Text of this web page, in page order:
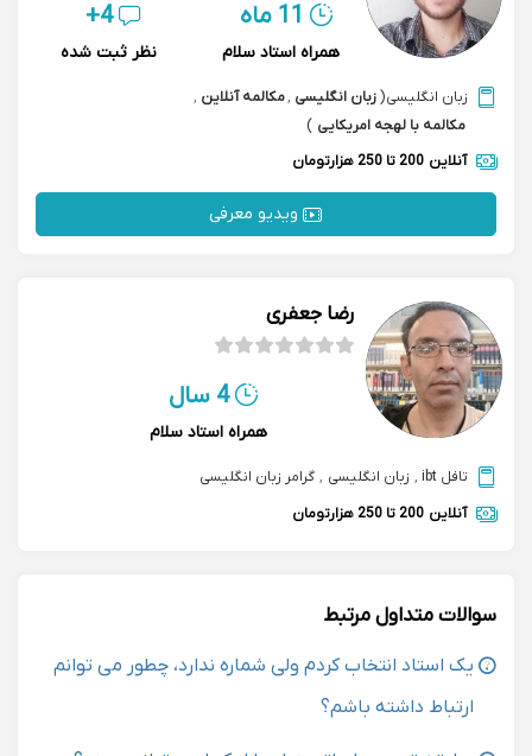
11 ماه
همراه استاد سلام
4+
نظر ثبت شده
زبان انگلیسی(زبان انگلیسی ,مکالمه آنلاین ,
مکالمه با لهجه امریکایی )
آنلاین 200 تا 250 هزارتومان
ویدیو معرفی
رضا جعفری
4 سال
همراه استاد سلام
تافل ibt , زبان انگلیسی , گرامر زبان انگلیسی
آنلاین 200 تا 250 هزارتومان
سوالات متداول مرتبط
یک استاد انتخاب کردم ولی شماره ندارد، چطور می توانم
ارتباط داشته باشم؟